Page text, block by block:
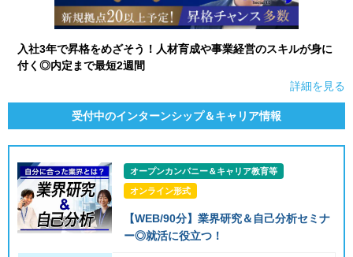
入社3年で昇格をめざそう！人材育成や事業経営のスキルが身に
付く◎内定まで最短2週間
詳細を見る
受付中のインターンシップ＆キャリア情報
オープンカンパニー＆キャリア教育等
オンライン形式
【WEB/90分】業界研究＆自己分析セミナ
ー◎就活に役立つ！